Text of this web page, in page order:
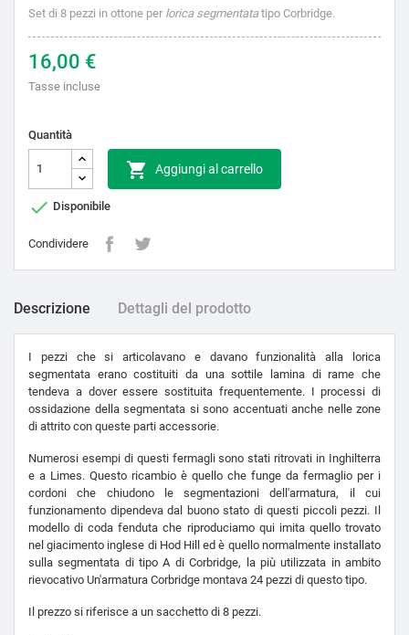
Set di 8 pezzi in ottone per lorica segmentatatipo Corbridge.
16,00 €
Tasse incluse
Quantità
 Aggiungi al carrello
 Disponibile
Condividere
Descrizione Dettagli del prodotto
I pezzi che si articolavano e davano funzionalità alla lorica
segmentata erano costituiti da una sottile lamina di rame che
tendeva a dover essere sostituita frequentemente. I processi di
ossidazione della segmentata si sono accentuati anche nelle zone
di attrito con queste parti accessorie.
Numerosi esempi di questi fermagli sono stati ritrovati in Inghilterra
e a Limes. Questo ricambio è quello che funge da fermaglio per i
cordoni che chiudono le segmentazioni dell'armatura, il cui
funzionamento dipendeva dal buono stato di questi piccoli pezzi. Il
modello di coda fenduta che riproduciamo qui imita quello trovato
nel giacimento inglese di Hod Hill ed è quello normalmente installato
sulla segmentata di tipo A di Corbridge, la più utilizzata in ambito
rievocativo Un'armatura Corbridge montava 24 pezzi di questo tipo.
Il prezzo si riferisce a un sacchetto di 8 pezzi.